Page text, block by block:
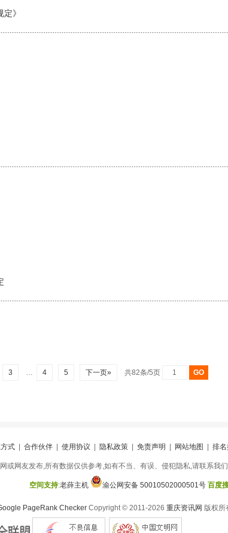
》
3 … 4 5 下一页» 共82条/5页
式| 合作伙伴| 使用协议 隐私政策| 免责声明 网站地图 排
或网友发布,所有数据仅供参考,如有不当、有误、侵犯隐私,请联系我
空间支持:老薛主机 渝公网安备 50010502000501号 百度
Copyright © 2011-2026 重庆资讯网 版权所